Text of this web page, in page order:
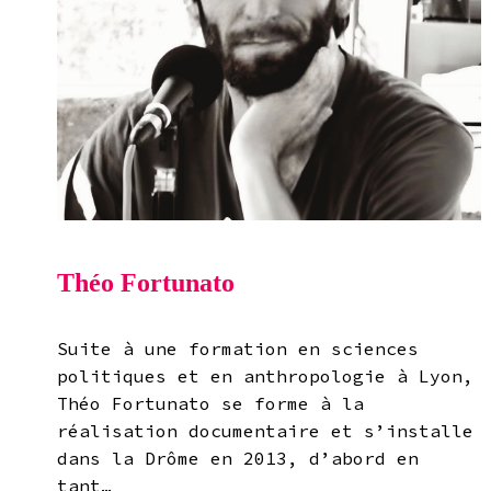
Théo Fortunato
Suite à une formation en sciences
politiques et en anthropologie à Lyon,
Théo Fortunato se forme à la
réalisation documentaire et s’installe
dans la Drôme en 2013, d’abord en
tant…